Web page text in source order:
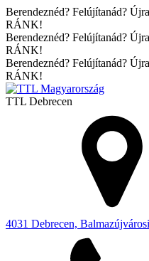
Berendeznéd? Felújítanád?
RÁNK!
Berendeznéd? Felújítanád?
RÁNK!
Berendeznéd? Felújítanád?
RÁNK!
TTL Debrecen
4031 Debrecen,